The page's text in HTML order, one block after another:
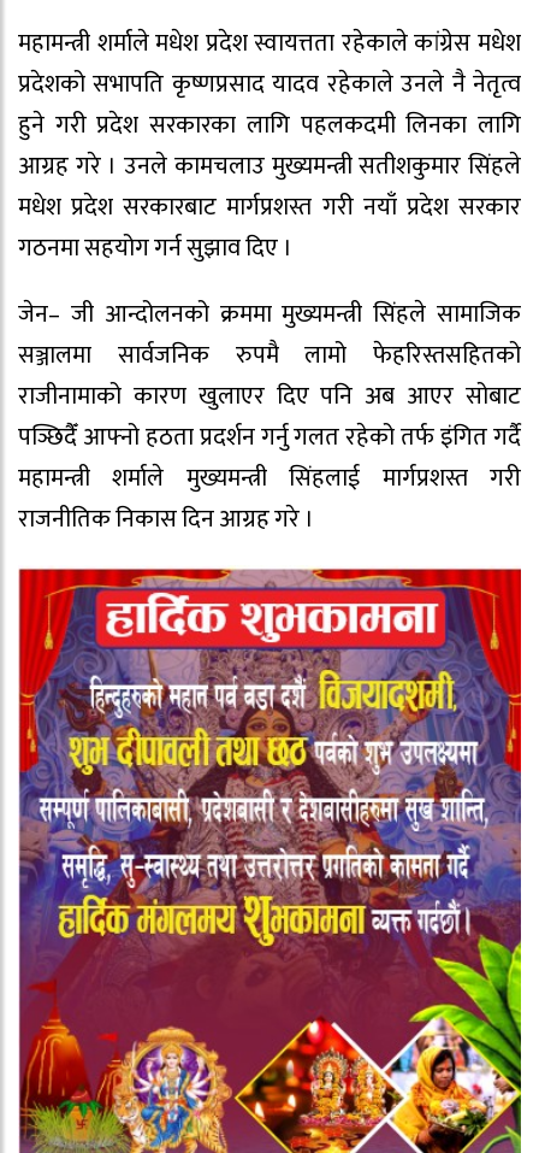
महामन्त्री शर्माले मधेश प्रदेश स्वायत्तता रहेकाले कांग्रेस मधेश
प्रदेशको सभापति कृष्णप्रसाद यादव रहेकाले उनले नै नेतृत्व
हुने गरी प्रदेश सरकारका लागि पहलकदमी लिनका लागि
आग्रह गरे । उनले कामचलाउ मुख्यमन्त्री सतीशकुमार सिंहले
मधेश प्रदेश सरकारबाट मार्गप्रशस्त गरी नयाँ प्रदेश सरकार
गठनमा सहयोग गर्न सुझाव दिए ।
जेन– जी आन्दोलनको क्रममा मुख्यमन्त्री सिंहले सामाजिक
सञ्जालमा सार्वजनिक रुपमै लामो फेहरिस्तसहितको
राजीनामाको कारण खुलाएर दिए पनि अब आएर सोबाट
पञ्छिदैँ आफ्नो हठता प्रदर्शन गर्नु गलत रहेको तर्फ इंगित गर्दै
महामन्त्री शर्माले मुख्यमन्त्री सिंहलाई मार्गप्रशस्त गरी
राजनीतिक निकास दिन आग्रह गरे ।